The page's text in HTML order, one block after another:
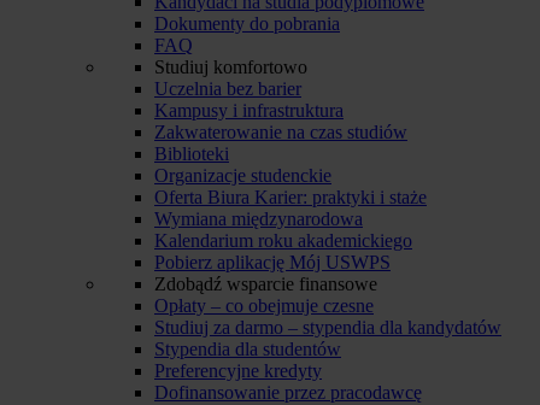
Dokumenty do pobrania
FAQ
Studiuj komfortowo
Uczelnia bez barier
Kampusy i infrastruktura
Zakwaterowanie na czas studiów
Biblioteki
Organizacje studenckie
Oferta Biura Karier: praktyki i staże
Wymiana międzynarodowa
Kalendarium roku akademickiego
Pobierz aplikację Mój USWPS
Zdobądź wsparcie finansowe
Opłaty – co obejmuje czesne
Studiuj za darmo – stypendia dla kandydatów
Stypendia dla studentów
Preferencyjne kredyty
Dofinansowanie przez pracodawcę